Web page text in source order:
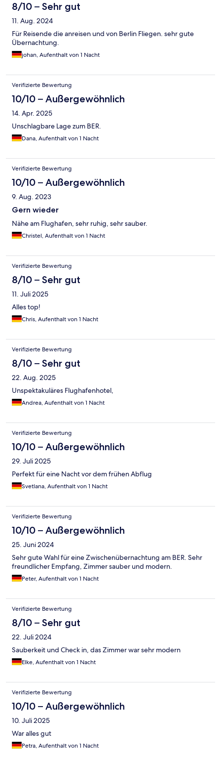
8/10 – Sehr gut
11. Aug. 2024
Für Reisende die anreisen und von Berlin Fliegen. sehr gute
Übernachtung.
johan, Aufenthalt von 1 Nacht
Verifizierte Bewertung
10/10 – Außergewöhnlich
14. Apr. 2025
Unschlagbare Lage zum BER.
Dana, Aufenthalt von 1 Nacht
Verifizierte Bewertung
10/10 – Außergewöhnlich
9. Aug. 2023
Gern wieder
Nähe am Flughafen, sehr ruhig, sehr sauber.
Christel, Aufenthalt von 1 Nacht
Verifizierte Bewertung
8/10 – Sehr gut
11. Juli 2025
Alles top!
Chris, Aufenthalt von 1 Nacht
Verifizierte Bewertung
8/10 – Sehr gut
22. Aug. 2025
Unspektakuläres Flughafenhotel,
Andrea, Aufenthalt von 1 Nacht
Verifizierte Bewertung
10/10 – Außergewöhnlich
29. Juli 2025
Perfekt für eine Nacht vor dem frühen Abflug
Svetlana, Aufenthalt von 1 Nacht
Verifizierte Bewertung
10/10 – Außergewöhnlich
25. Juni 2024
Sehr gute Wahl für eine Zwischenübernachtung am BER. Sehr
freundlicher Empfang, Zimmer sauber und modern.
Peter, Aufenthalt von 1 Nacht
Verifizierte Bewertung
8/10 – Sehr gut
22. Juli 2024
Sauberkeit und Check in, das Zimmer war sehr modern
Elke, Aufenthalt von 1 Nacht
Verifizierte Bewertung
10/10 – Außergewöhnlich
10. Juli 2025
War alles gut
Petra, Aufenthalt von 1 Nacht